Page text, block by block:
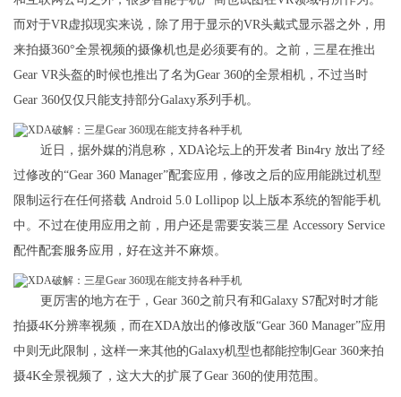
而对于VR虚拟现实来说，除了用于显示的VR头戴式显示器之外，用
来拍摄360°全景视频的摄像机也是必须要有的。之前，三星在推出
Gear VR头盔的时候也推出了名为Gear 360的全景相机，不过当时
Gear 360仅仅只能支持部分Galaxy系列手机。
近日，据外媒的消息称，XDA论坛上的开发者 Bin4ry 放出了经
过修改的“Gear 360 Manager”配套应用，修改之后的应用能跳过机型
限制运行在任何搭载 Android 5.0 Lollipop 以上版本系统的智能手机
中。不过在使用应用之前，用户还是需要安装三星 Accessory Service
配件配套服务应用，好在这并不麻烦。
更厉害的地方在于，Gear 360之前只有和Galaxy S7配对时才能
拍摄4K分辨率视频，而在XDA放出的修改版“Gear 360 Manager”应用
中则无此限制，这样一来其他的Galaxy机型也都能控制Gear 360来拍
摄4K全景视频了，这大大的扩展了Gear 360的使用范围。